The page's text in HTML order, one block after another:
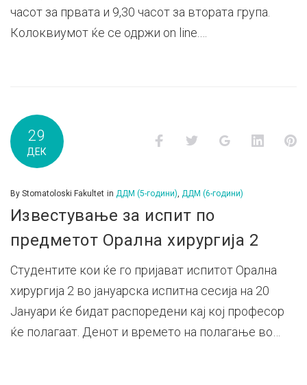
часот за првата и 9,30 часот за втората група.
Колоквиумот ќе се одржи on line.…
29
ДЕК
FacebookTwitter Google+
By Stomatoloski Fakultet in ДДМ (5-години), ДДМ (6-години)
Известување за испит по
предметот Орална хирургија 2
Студентите кои ќе го пријават испитот Орална
хирургија 2 во јануарска испитна сесија на 20
Јануари ќе бидат распоредени кај кој професор
ќе полагаат. Денот и времето на полагање во…